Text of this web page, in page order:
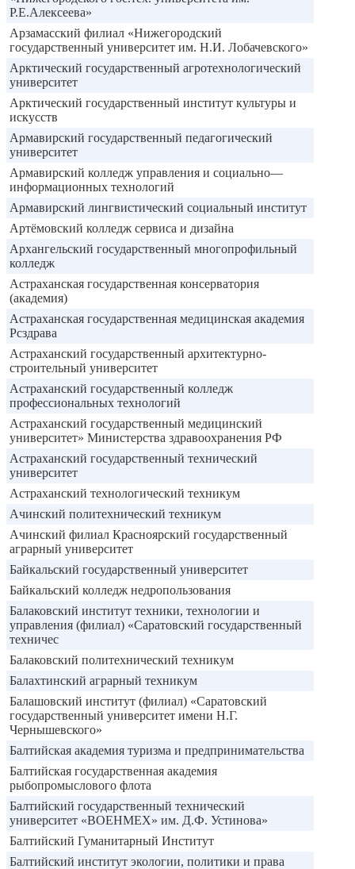
Р.Е.Алексеева»
Арзамасский филиал «Нижегородский
государственный университет им. Н.И. Лобачевского»
Арктический государственный агротехнологический
университет
Арктический государственный институт культуры и
искусств
Армавирский государственный педагогический
университет
Армавирский колледж управления и социально—
информационных технологий
Армавирский лингвистический социальный институт
Артёмовский колледж сервиса и дизайна
Архангельский государственный многопрофильный
колледж
Астраханская государственная консерватория
(академия)
Астраханская государственная медицинская академия
Рсздрава
Астраханский государственный архитектурно-
строительный университет
Астраханский государственный колледж
профессиональных технологий
Астраханский государственный медицинский
университет» Министерства здравоохранения РФ
Астраханский государственный технический
университет
Астраханский технологический техникум
Ачинский политехнический техникум
Ачинский филиал Красноярский государственный
аграрный университет
Байкальский государственный университет
Байкальский колледж недропользования
Балаковский институт техники, технологии и
управления (филиал) «Саратовский государственный
техничес
Балаковский политехнический техникум
Балахтинский аграрный техникум
Балашовский институт (филиал) «Саратовский
государственный университет имени Н.Г.
Чернышевского»
Балтийская академия туризма и предпринимательства
Балтийская государственная академия
рыбопромыслового флота
Балтийский государственный технический
университет «ВОЕНМЕХ» им. Д.Ф. Устинова»
Балтийский Гуманитарный Институт
Балтийский институт экологии, политики и права